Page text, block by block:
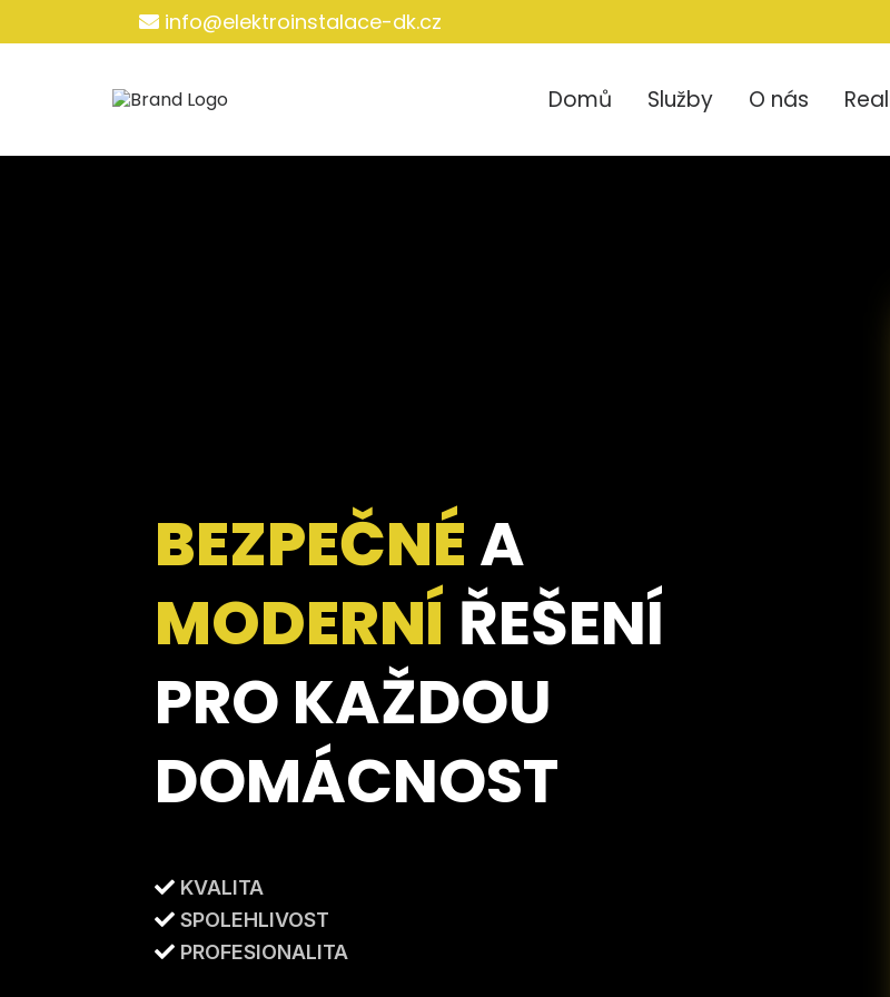
info@elektroinstalace-dk.cz
Domů Služby O nás
BEZPEČNÉA
MODERNÍ ŘEŠENÍ
PRO KAŽDOU
DOMÁCNOST
KVALITA
SPOLEHLIVOST
PROFESIONALITA